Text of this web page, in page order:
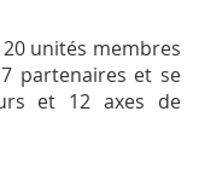
unités membres
partenaires et se
et 12 axes de